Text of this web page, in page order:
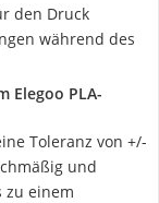
den Druck
während des
Elegoo PLA-
Toleranz von +/-
und
zu einem